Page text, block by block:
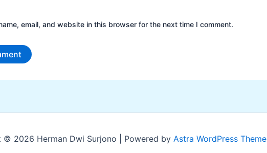
email, and website in this browser for the next time I comment.
© 2026 Herman Dwi Surjono | Powered by Astra WordPress Theme